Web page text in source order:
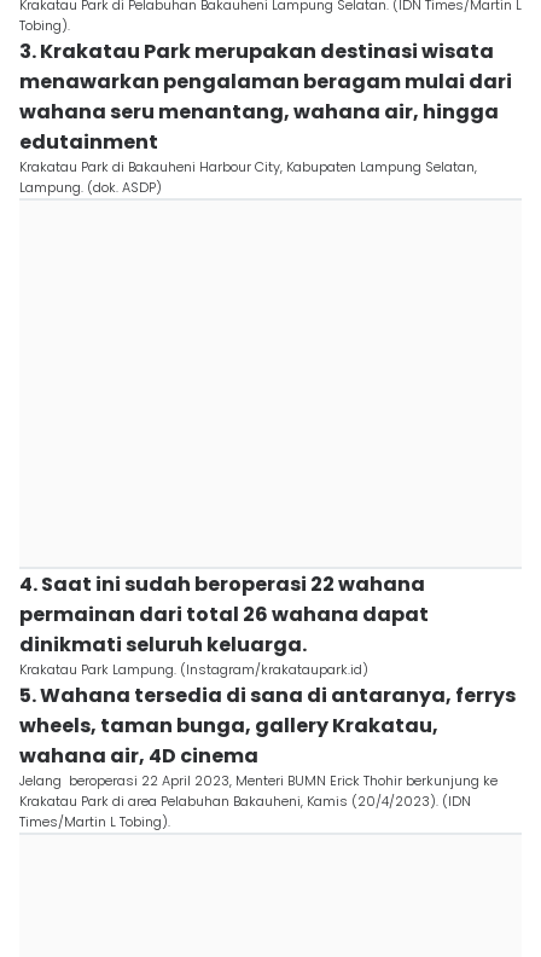
Krakatau Park di Pelabuhan Bakauheni Lampung Selatan. (IDN Times/Martin L
Tobing).
3. Krakatau Park merupakan destinasi wisata
menawarkan pengalaman beragam mulai dari
wahana seru menantang, wahana air, hingga
edutainment
Krakatau Park di Bakauheni Harbour City, Kabupaten Lampung Selatan,
Lampung. (dok. ASDP)
4. Saat ini sudah beroperasi 22 wahana
permainan dari total 26 wahana dapat
dinikmati seluruh keluarga.
Krakatau Park Lampung. (Instagram/krakataupark.id)
5. Wahana tersedia di sana di antaranya, ferrys
wheels, taman bunga, gallery Krakatau,
wahana air, 4D cinema
Jelang beroperasi 22 April 2023, Menteri BUMN Erick Thohir berkunjung ke
Krakatau Park di area Pelabuhan Bakauheni, Kamis (20/4/2023). (IDN
Times/Martin L Tobing).